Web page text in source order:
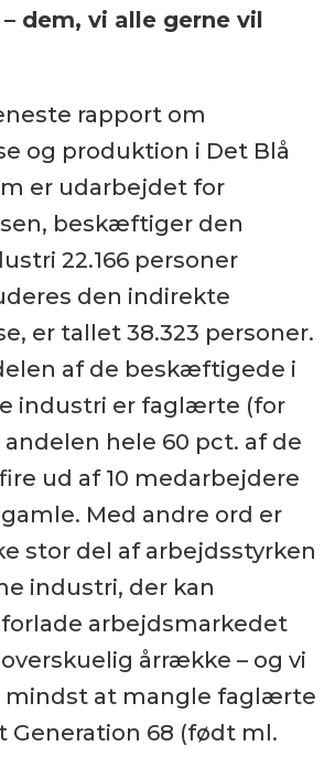
dem, vi alle gerne vil
rapport om
og produktion i Det Blå
er udarbejdet for
beskæftiger den
22.166 personer
den indirekte
er tallet 38.323 personer.
af de beskæftigede i
industri er faglærte (for
hele 60 pct. af de
ud af 10 medarbejdere
Med andre ord er
stor del af arbejdsstyrken
industri, der kan
arbejdsmarkedet
årrække – og vi
mindst at mangle faglærte
Generation 68 (født ml.